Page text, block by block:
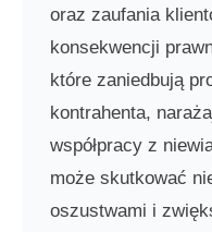
oraz zaufania
konsekwencji
które zaniedbują
kontrahenta,
współpracy z
może skutkować
oszustwami i